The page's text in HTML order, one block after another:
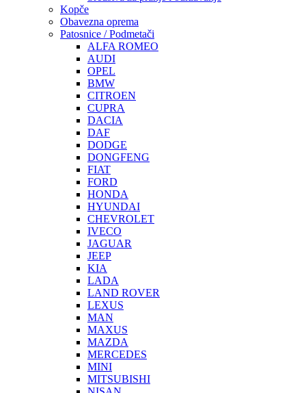
Kopče
Obavezna oprema
Patosnice / Podmetači
ALFA ROMEO
AUDI
OPEL
BMW
CITROEN
CUPRA
DACIA
DAF
DODGE
DONGFENG
FIAT
FORD
HONDA
HYUNDAI
CHEVROLET
IVECO
JAGUAR
JEEP
KIA
LADA
LAND ROVER
LEXUS
MAN
MAXUS
MAZDA
MERCEDES
MINI
MITSUBISHI